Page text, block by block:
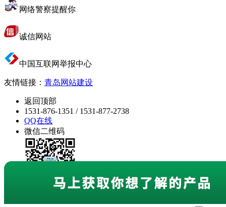
网络警察提醒你
诚信网站
中国互联网举报中心
友情链接： 青岛网站建设
返回顶部
1531-876-1351 / 1531-877-2738
QQ在线
微信二维码